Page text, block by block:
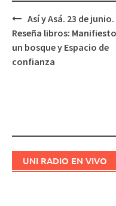
Navegación
de
entradas
Así y Asá. 23 de junio.
Reseña libros:
un bosque y Espacio de
confianza
UNI RADIO EN VIVO